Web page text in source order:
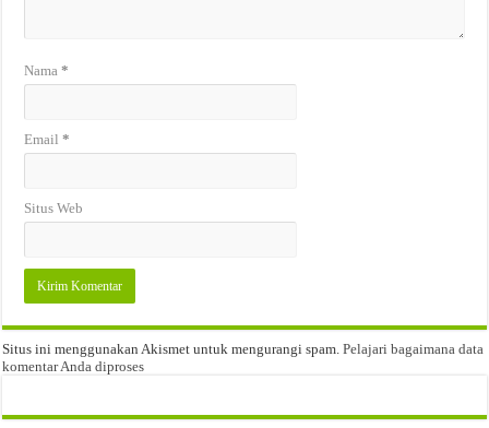
Nama*
Email*
Situs Web
Situs ini menggunakan Akismet untuk mengurangi spam.Pelajari bagaimana data
komentar Anda diproses